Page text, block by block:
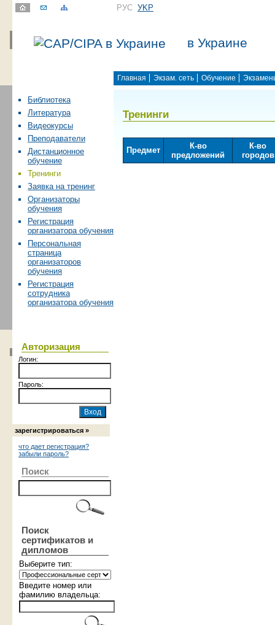
РУС УKР
в Украине
Главная Экзам. сеть Обучение
Библиотека
Литература
Видеокурсы
Преподаватели
Дистанционное
обучение
Тренинги
Заявка на тренинг
Организаторы
обучения
Регистрация
организатора обучения
Персональная
страница
организаторов
обучения
Регистрация
сотрудника
организатора обучения
Авторизация
Логин:
Пароль:
зарегистрироваться »
что дает регистрация?
забыли пароль?
Поиск
Поиск
сертификатов и
дипломов
Выберите тип:
Введите номер или
фамилию владельца:
Тренинги
Предмет
К-во
предложений
К-во
городов